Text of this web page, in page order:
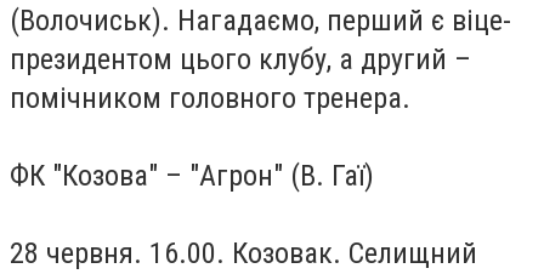
(Волочиськ). Нагадаємо, перший є віце-
президентом цього клубу, а другий –
помічником головного тренера.
ФК "Козова" – "Агрон" (В. Гаї)
28 червня. 16.00. Козовак. Селищний